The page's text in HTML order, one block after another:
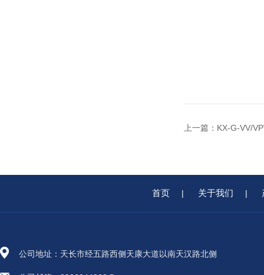
上一篇： KX-G-VV/
首页 | 关于我们 |
公司地址：天长市经五路西侧天康大道以南天汉路北侧